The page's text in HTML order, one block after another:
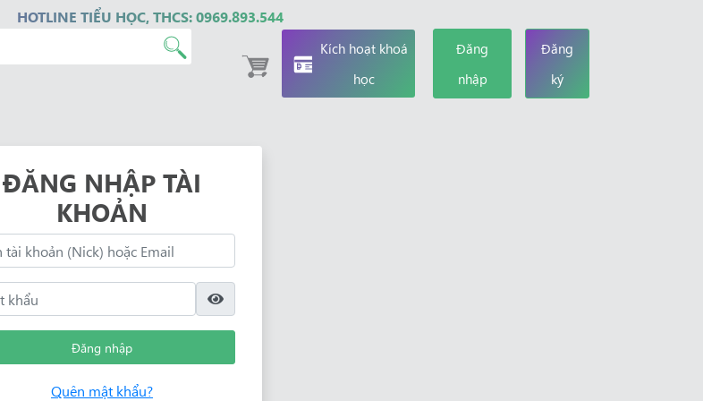
HOTLINE TIỂU HỌC, THCS: 0969.893.544
Kích hoạt khoá
học
Đăng
nhập
Đăng
ký
ĐĂNG NHẬP TÀI
KHOẢN
Đăng nhập
Quên mật khẩu?